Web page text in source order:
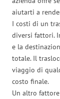
aiutarti a
I costi di un
diversi fattori.
e la
totale. Il
viaggio di
costo finale.
Un altro